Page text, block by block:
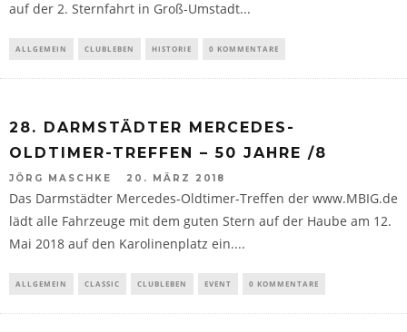
auf der 2. Sternfahrt in Groß-Umstadt...
ALLGEMEIN CLUBLEBEN HISTORIE 0 KOMMENTARE
28. DARMSTÄDTER MERCEDES-
OLDTIMER-TREFFEN – 50 JAHRE /8
JÖRG MASCHKE 20. MÄRZ 2018
Das Darmstädter Mercedes-Oldtimer-Treffen der www.MBIG.de
lädt alle Fahrzeuge mit dem guten Stern auf der Haube am 12.
Mai 2018 auf den Karolinenplatz ein....
ALLGEMEIN CLASSIC CLUBLEBEN EVENT 0 KOMMENTARE